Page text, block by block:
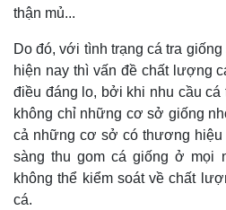
thận mủ...
Do đó, với tình trạng cá tra
hiện nay thì vấn đề chất lượng
điều đáng lo, bởi khi nhu cầu cá
không chỉ những cơ sở giống
cả những cơ sở có thương
sàng thu gom cá giống ở mọi
không thể kiểm soát về chất
cá.